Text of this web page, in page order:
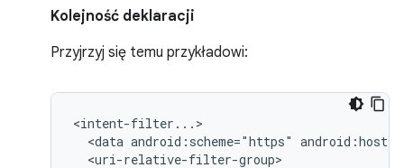
Kolejność deklaracji
Przyjrzyj się temu przykładowi:
<data android:scheme="https"